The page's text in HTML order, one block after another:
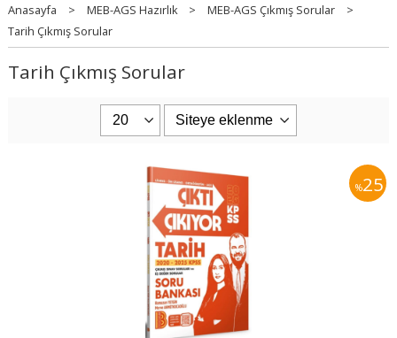
Anasayfa > MEB-AGS Hazırlık > MEB-AGS Çıkmış Sorular
>
Tarih Çıkmış Sorular
Tarih Çıkmış Sorular
%25